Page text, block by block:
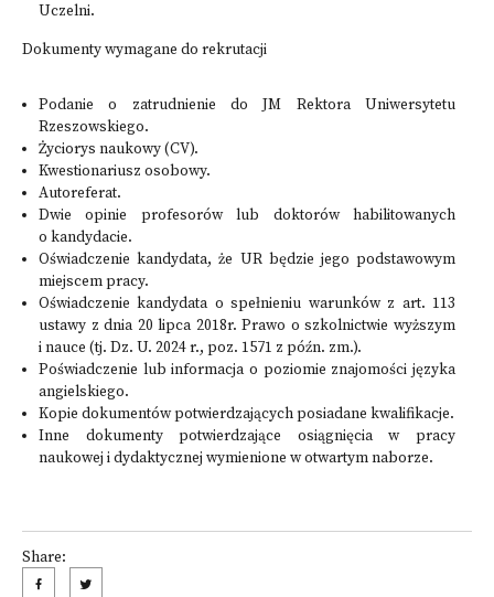
Uczelni.
Dokumenty wymagane do rekrutacji
Podanie o zatrudnienie do JM Rektora Uniwersytetu
Rzeszowskiego.
Życiorys naukowy (CV).
Kwestionariusz osobowy.
Autoreferat.
Dwie opinie profesorów lub doktorów habilitowanych
o kandydacie.
Oświadczenie kandydata, że UR będzie jego podstawowym
miejscem pracy.
Oświadczenie kandydata o spełnieniu warunków z art. 113
ustawy z dnia 20 lipca 2018r. Prawo o szkolnictwie wyższym
i nauce (tj. Dz. U. 2024 r., poz. 1571 z późn. zm.).
Poświadczenie lub informacja o poziomie znajomości języka
angielskiego.
Kopie dokumentów potwierdzających posiadane kwalifikacje.
Inne dokumenty potwierdzające osiągnięcia w pracy
naukowej i dydaktycznej wymienione w otwartym naborze.
Share: